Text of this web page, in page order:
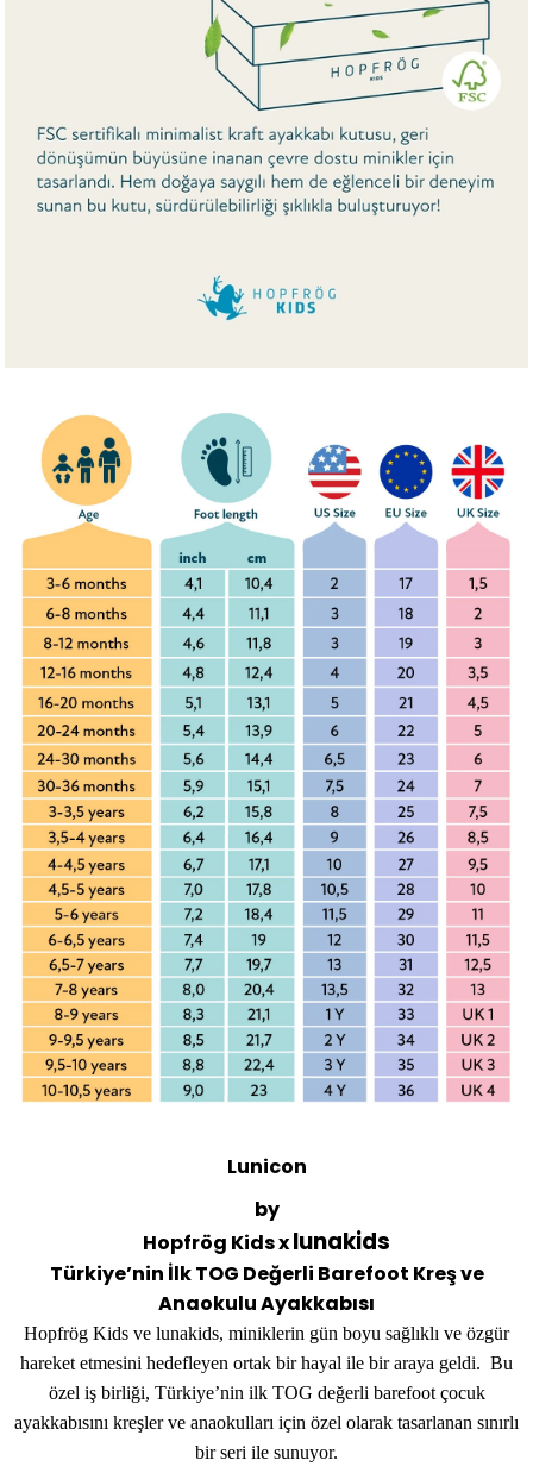
Lunicon
by
Hopfrög Kids xlunakids
Türkiye’nin İlk TOG Değerli Barefoot Kreş ve
Anaokulu Ayakkabısı
Hopfrög Kids ve lunakids, miniklerin gün boyu sağlıklı ve özgür
hareket etmesini hedefleyen ortak bir hayal ile bir araya geldi. Bu
özel iş birliği, Türkiye’nin ilk TOG değerli barefoot çocuk
ayakkabısını kreşler ve anaokulları için özel olarak tasarlanan sınırlı
bir seri ile sunuyor.